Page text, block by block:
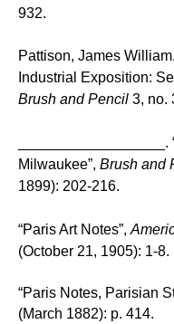
932.
Pattison, James
Industrial Exposition:
Brush and Pencil 3, no.
Milwaukee”, Brush and
1899): 202-216.
“Paris Art Notes”,
(October 21, 1905): 1-8.
“Paris Notes, Parisian
(March 1882): p. 414.